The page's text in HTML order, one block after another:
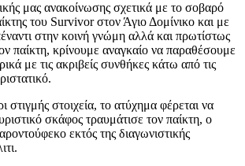
μας ανακοίνωσης σχετικά με το σοβαρό
του Survivor στον Άγιο Δομίνικο και με
στην κοινή γνώμη αλλά και πρωτίστως
παίκτη, κρίνουμε αναγκαίο να παραθέσουμε
με τις ακριβείς συνθήκες κάτω από τις
στοιχεία, το ατύχημα φέρεται να
σκάφος τραυμάτισε τον παίκτη, ο
εκτός της διαγωνιστικής